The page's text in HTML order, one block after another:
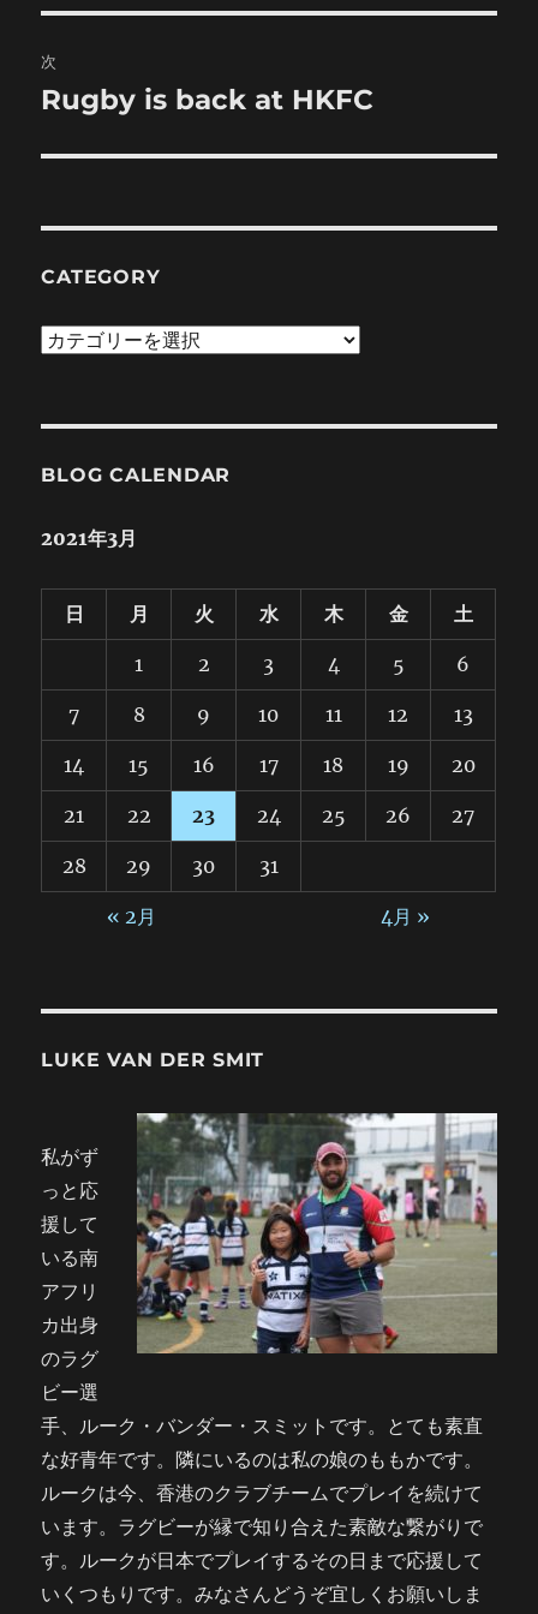
ビ
ゲ
ー
投
稿:
次
次
投
Rugby is back at HKFC
CATEGORY
Category
BLOG CALENDAR
2021年3月
日 月 火 水 木 金 土
1 2 3 4 5 6
7 8 9 10 11 12 13
14 15 16 17 18 19 20
21 22 23 24 25 26 27
28 29 30 31
« 2月 4月 »
LUKE VAN DER SMIT
私がず
っと応
援して
いる南
アフリ
カ出身
のラグ
ビー選
手、ルーク・バンダー・スミットです。とても素直
な好青年です。隣にいるのは私の娘のももかです。
ルークは今、香港のクラブチームでプレイを続けて
います。ラグビーが縁で知り合えた素敵な繋がりで
す。ルークが日本でプレイするその日まで応援して
いくつもりです。みなさんどうぞ宜しくお願いしま